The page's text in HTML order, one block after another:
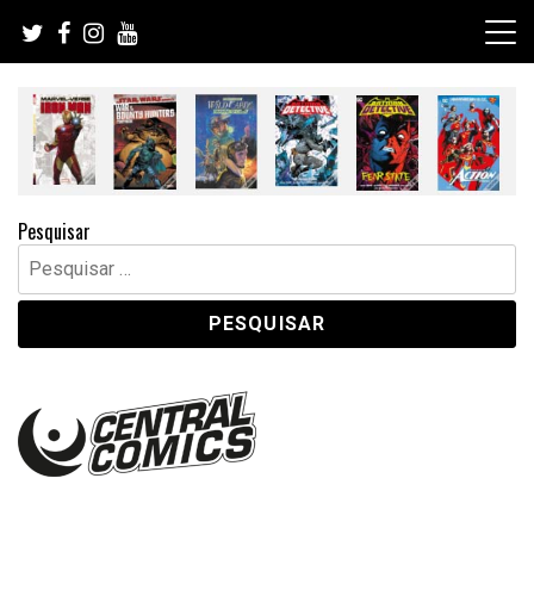
content
Pesquisar
Pesquisar
por: